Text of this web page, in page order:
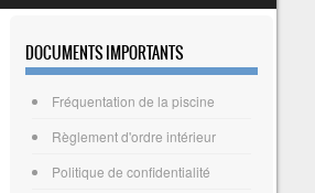
DOCUMENTS IMPORTANTS
Fréquentation de la piscine
Règlement d'ordre intérieur
Politique de confidentialité